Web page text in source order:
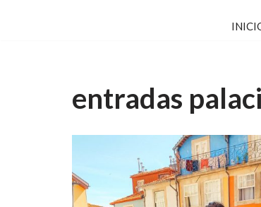
entradas